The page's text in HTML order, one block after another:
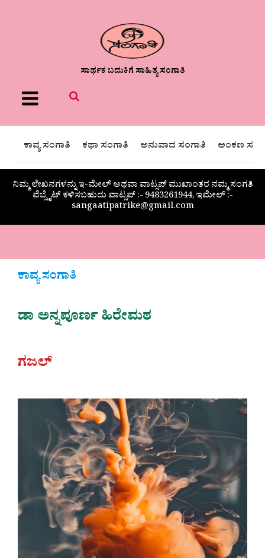
ಸಾರ್ಥಕ ಬದುಕಿಗೆ ಸಾಹಿತ್ಯ ಸಂಗಾತಿ
Menu
ಕಾವ್ಯ ಸಂಗಾತಿ ಕಥಾ ಸಂಗಾತಿ ಅನುವಾದ ಸಂಗಾತಿ ಅಂಕಣ
ನಿಮ್ಮ ಲೇಖನಗಳನ್ನು ಇ-ಮೇಲ್ ಅಥವಾ ವಾಟ್ಸಪ್ ಮುಖಾಂತರ ನಮ್ಮ ಸಂಗತಿ
ವೆಬ್ಸೈಟ್ ಕಳಿಸಬಹುದು ವಾಟ್ಸಪ್‌ :- 9483261944, ಇಮೇಲ್ :-
sangaatipatrike@gmail.com
ಕಾವ್ಯ ಸಂಗಾತಿ
ಡಾ ಅನ್ನಪೂರ್ಣ ಹಿರೇಮಠ
ಗಜಲ್